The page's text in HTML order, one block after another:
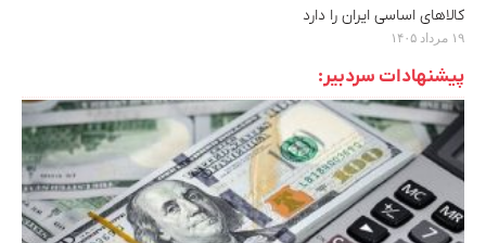
کالاهای اساسی ایران را دارد
۱۹ مرداد ۱۴۰۵
پیشنهادات سردبیر: